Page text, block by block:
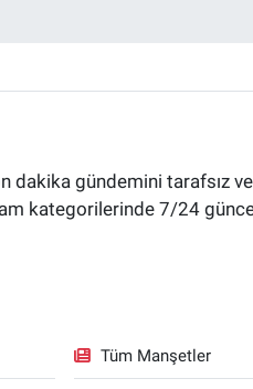
dakika gündemini tarafsız
kategorilerinde 7/24
Tüm Manşetler